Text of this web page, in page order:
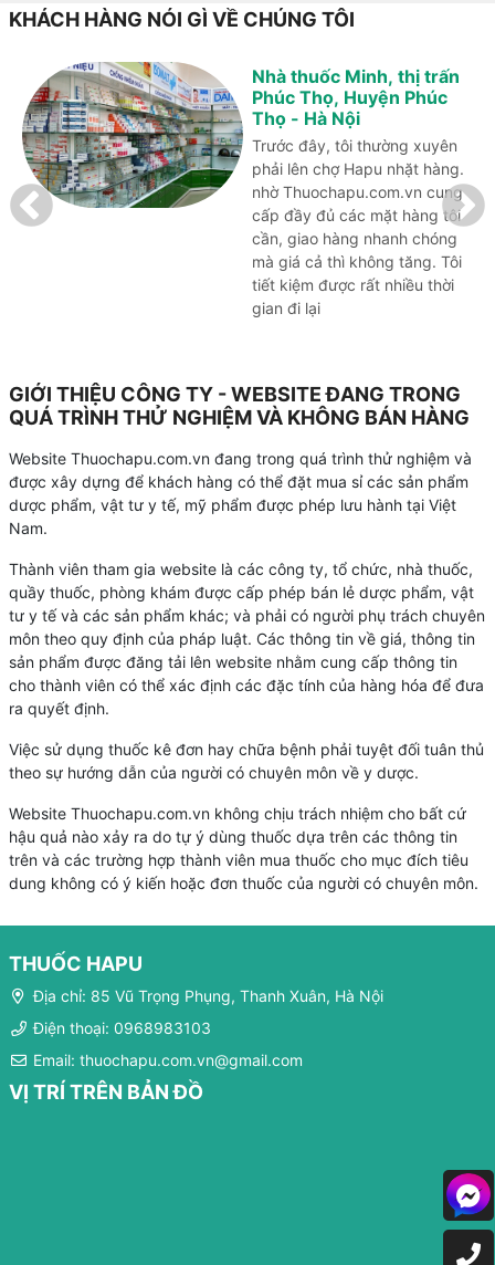
KHÁCH HÀNG NÓI GÌ VỀ CHÚNG TÔI
Nhà thuốc Minh, thị trấn
Phúc Thọ, Huyện Phúc
Thọ - Hà Nội
Trước đây, tôi thường xuyên
phải lên chợ Hapu nhặt hàng.
nhờ Thuochapu.com.vn cung
cấp đầy đủ các mặt hàng tôi
cần, giao hàng nhanh chóng
mà giá cả thì không tăng. Tôi
tiết kiệm được rất nhiều thời
gian đi lại
GIỚI THIỆU CÔNG TY - WEBSITE ĐANG TRONG
QUÁ TRÌNH THỬ NGHIỆM VÀ KHÔNG BÁN HÀNG
Website Thuochapu.com.vn đang trong quá trình thử nghiệm và
được xây dựng để khách hàng có thể đặt mua sỉ các sản phẩm
dược phẩm, vật tư y tế, mỹ phẩm được phép lưu hành tại Việt
Nam.
Thành viên tham gia website là các công ty, tổ chức, nhà thuốc,
quầy thuốc, phòng khám được cấp phép bán lẻ dược phẩm, vật
tư y tế và các sản phẩm khác; và phải có người phụ trách chuyên
môn theo quy định của pháp luật. Các thông tin về giá, thông tin
sản phẩm được đăng tải lên website nhằm cung cấp thông tin
cho thành viên có thể xác định các đặc tính của hàng hóa để đưa
ra quyết định.
Việc sử dụng thuốc kê đơn hay chữa bệnh phải tuyệt đối tuân thủ
theo sự hướng dẫn của người có chuyên môn về y dược.
Website Thuochapu.com.vn không chịu trách nhiệm cho bất cứ
hậu quả nào xảy ra do tự ý dùng thuốc dựa trên các thông tin
trên và các trường hợp thành viên mua thuốc cho mục đích tiêu
dung không có ý kiến hoặc đơn thuốc của người có chuyên môn.
THUỐC HAPU
Địa chỉ: 85 Vũ Trọng Phụng, Thanh Xuân, Hà Nội
Điện thoại: 0968983103
Email: thuochapu.com.vn@gmail.com
VỊ TRÍ TRÊN BẢN ĐỒ